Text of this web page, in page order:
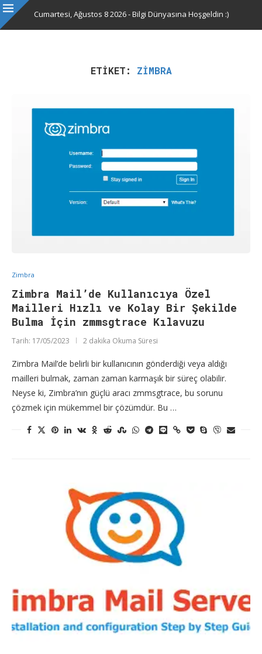
Cumartesi, Ağustos 8 2026 - Bilgi Dünyasına Hoşgeldin :)
ETIKET: ZIMBRA
Zimbra
Zimbra Mail’de Kullanıcıya Özel
Mailleri Hızlı ve Kolay Bir Şekilde
Bulma İçin zmmsgtrace Kılavuzu
Tarih: 17/05/2023 2 dakika Okuma Süresi
Zimbra Mail’de belirli bir kullanıcının gönderdiği veya aldığı
mailleri bulmak, zaman zaman karmaşık bir süreç olabilir.
Neyse ki, Zimbra’nın güçlü aracı zmmsgtrace, bu sorunu
çözmek için mükemmel bir çözümdür. Bu …